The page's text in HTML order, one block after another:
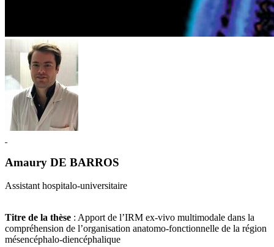
Amaury DE BARROS
Assistant hospitalo-universitaire
Titre de la thèse : Apport de l’IRM ex-vivo multimodale dans la
compréhension de l’organisation anatomo-fonctionnelle de la région
mésencéphalo-diencéphalique